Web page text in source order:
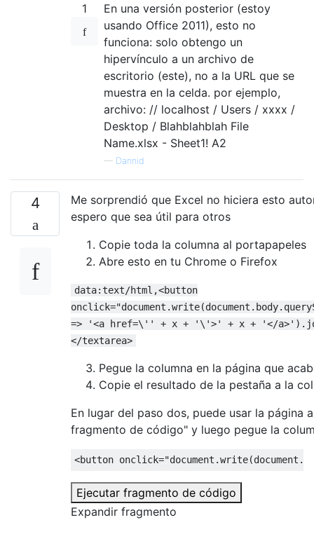
1
En una versión posterior (estoy
usando Office 2011), esto no
funciona: solo obtengo un
hipervínculo a un archivo de
escritorio (este), no a la URL que se
muestra en la celda. por ejemplo,
archivo: // localhost / Users / xxxx /
Desktop / Blahblahblah File
Name.xlsx - Sheet1! A2
— Dannid
4
Me sorprendió que Excel no hiciera esto
espero que sea útil para otros
Copie toda la columna al portapapeles
Abre esto en tu Chrome o Firefox
data:text/html,<button
=> '<a href=\'' + x + '\'>' + x + '</
</textarea>
Pegue la columna en la página que
Copie el resultado de la pestaña a la
En lugar del paso dos, puede usar la página
fragmento de código" y luego pegue la
<button onclick=
Ejecutar fragmento de código
Expandir fragmento